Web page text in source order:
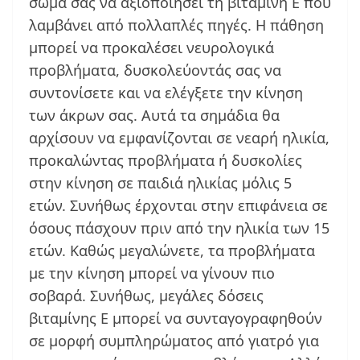
λαμβάνει από πολλαπλές πηγές. Η πάθηση
μπορεί να προκαλέσει νευρολογικά
προβλήματα, δυσκολεύοντάς σας να
συντονίσετε και να ελέγξετε την κίνηση
των άκρων σας. Αυτά τα σημάδια θα
αρχίσουν να εμφανίζονται σε νεαρή ηλικία,
προκαλώντας προβλήματα ή δυσκολίες
στην κίνηση σε παιδιά ηλικίας μόλις 5
ετών. Συνήθως έρχονται στην επιφάνεια σε
όσους πάσχουν πριν από την ηλικία των 15
ετών. Καθώς μεγαλώνετε, τα προβλήματα
με την κίνηση μπορεί να γίνουν πιο
σοβαρά. Συνήθως, μεγάλες δόσεις
βιταμίνης Ε μπορεί να συνταγογραφηθούν
σε μορφή συμπληρώματος από γιατρό για